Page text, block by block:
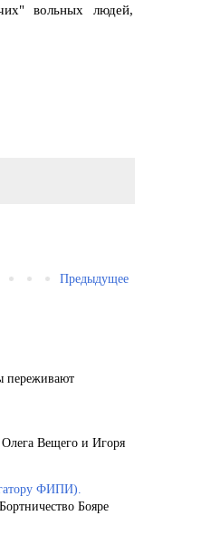
вольных людей,
Предыдущее
переживают
Вещего и Игоря
ФИПИ).
Бояре